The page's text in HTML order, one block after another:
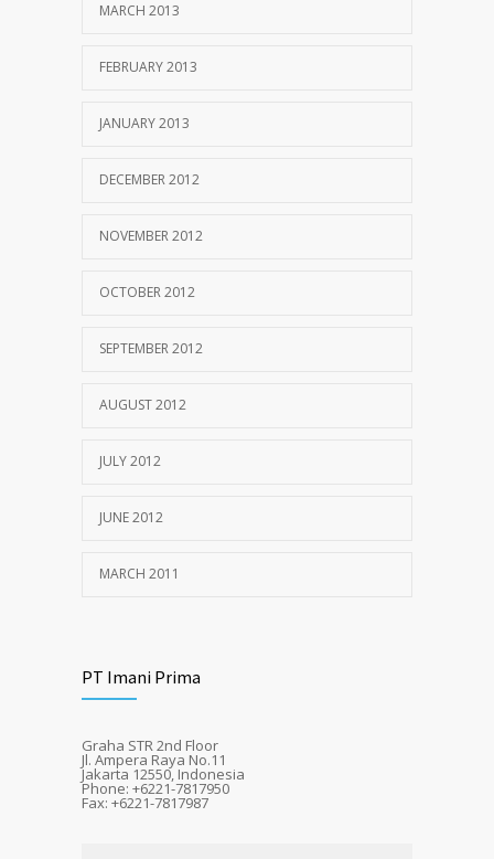
MARCH 2013
FEBRUARY 2013
JANUARY 2013
DECEMBER 2012
NOVEMBER 2012
OCTOBER 2012
SEPTEMBER 2012
AUGUST 2012
JULY 2012
JUNE 2012
MARCH 2011
PT Imani Prima
Graha STR 2nd Floor
Jl. Ampera Raya No.11
Jakarta 12550, Indonesia
Phone: +6221-7817950
Fax: +6221-7817987